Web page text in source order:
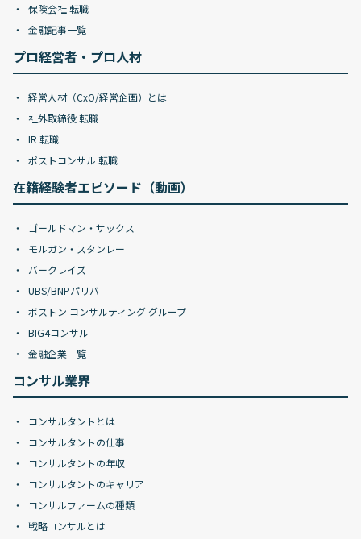
保険会社 転職
金融記事一覧
プロ経営者・プロ人材
経営人材（CxO/経営企画）とは
社外取締役 転職
IR 転職
ポストコンサル 転職
在籍経験者エピソード（動画）
ゴールドマン・サックス
モルガン・スタンレー
バークレイズ
UBS/BNPパリバ
ボストン コンサルティング グループ
BIG4コンサル
金融企業一覧
コンサル業界
コンサルタントとは
コンサルタントの仕事
コンサルタントの年収
コンサルタントのキャリア
コンサルファームの種類
戦略コンサルとは